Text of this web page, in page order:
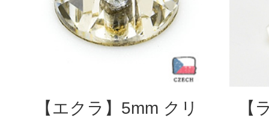
【エクラ】5mm クリ
【